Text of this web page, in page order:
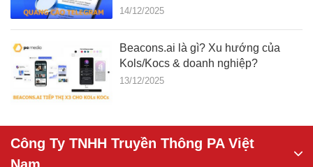
14/12/2025
Beacons.ai là gì? Xu hướng của
Kols/Kocs & doanh nghiệp?
13/12/2025
Công Ty TNHH Truyền Thông PA Việt